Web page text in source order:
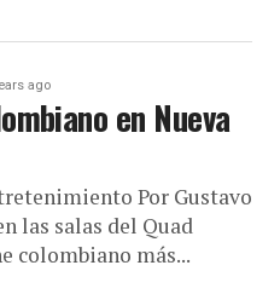
ago
en Nueva
Por Gustavo
las salas del Quad
colombiano más...